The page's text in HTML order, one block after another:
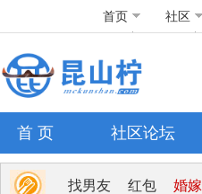
首页 社区
首 页 社区论坛
找男友 红包 婚嫁